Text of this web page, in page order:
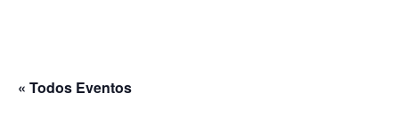
« Todos Eventos